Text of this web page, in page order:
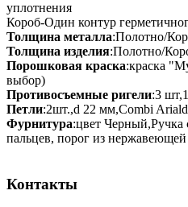
уплотнения
Короб-Один контур
Толщина металла:Полотно/
Толщина изделия:Полотно/
Порошковая краска:краска
выбор)
Противосъемные ригели:3
Петли:2шт.,d 22 мм,Combi
Фурнитура:цвет Черный,Ручка
пальцев, порог из нержавеющей
Контакты